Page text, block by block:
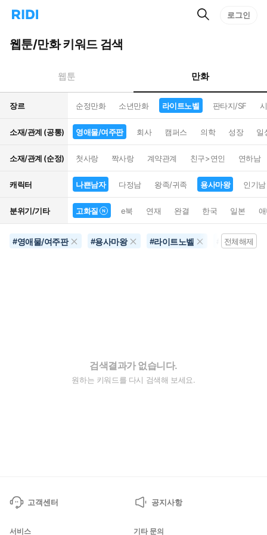
리
홈
으
턴
트
검
로그인
웹툰/만화 키워드 검색
웹툰 만화
장르 순정만화 소년만화 라이트노벨 판타지/SF
소재/관계 (공통) 영애물/여주판 회사 캠퍼스 의학 성장 일
소재/관계 (순정) 첫사랑 짝사랑 계약관계 친구>연인 연하남
캐릭터 나쁜남자 다정남 왕족/귀족 용사마왕 인기남
분위기/기타 고화질 e북 연재 완결 한국 일본
#영애물/여주판 #용사마왕 #라이트노벨 미래배경
전체해제
검색결과가 없습니다.
원하는 키워드를 다시 검색해 보세요.
고객센터 공지사항
서비스 기타 문의